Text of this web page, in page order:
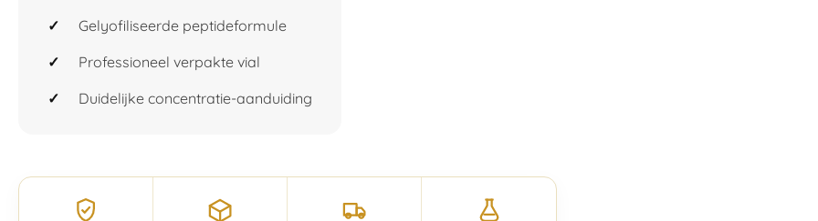
Gelyofiliseerde peptideformule
Professioneel verpakte vial
Duidelijke concentratie-aanduiding